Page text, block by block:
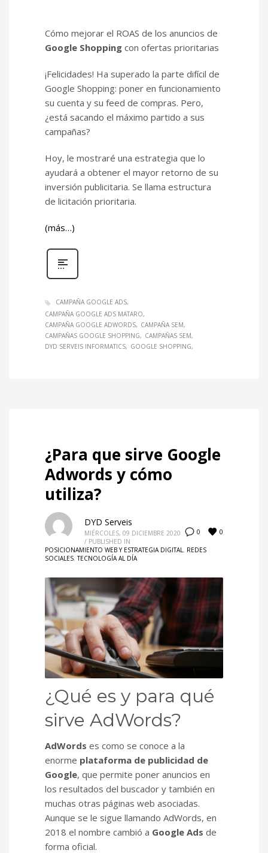
Cómo mejorar el ROAS de los anuncios de
Google Shopping con ofertas prioritarias
¡Felicidades! Ha superado la parte difícil de
Google Shopping: poner en funcionamiento
su cuenta y su feed de compras. Pero,
¿está sacando el máximo partido a sus
campañas?
Hoy, le mostraré una estrategia que lo
ayudará a obtener el mayor retorno de su
inversión publicitaria. Se llama estructura
de licitación prioritaria.
(más…)
CAMPAÑA GOOGLE ADS
CAMPAÑA GOOGLE ADS MATARO
CAMPAÑA GOOGLE ADWORDS
CAMPAÑA SEM
CAMPAÑAS GOOGLE SHOPPING
CAMPAÑAS SEM
DYD SERVEIS INFORMATICS
GOOGLE SHOPPING
¿Para que sirve Google
Adwords y cómo
utiliza?
0 0
DYD Serveis
MIÉRCOLES, 09 DICIEMBRE 2020
/ PUBLISHED IN
POSICIONAMIENTO WEB Y ESTRATEGIA DIGITAL , REDES
SOCIALES,TECNOLOGÍA AL DÍA
¿Qué es y para qué
sirve AdWords?
AdWords es como se conoce a la
enorme plataforma de publicidad de
Google, que permite poner anuncios en
los resultados del buscador y también en
muchas otras páginas web asociadas.
Aunque se le sigue llamando AdWords, en
2018 el nombre cambió a Google Ads de
forma oficial.